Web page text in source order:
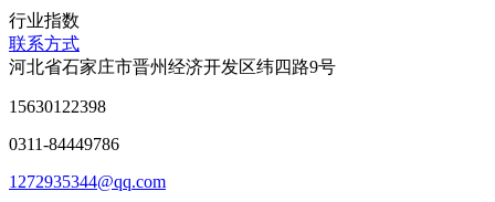
行业指数
联系方式
河北省石家庄市晋州经济开发区纬四路9号
15630122398
0311-84449786
1272935344@qq.com